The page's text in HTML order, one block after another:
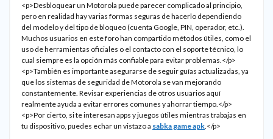
<p>Desbloquear un Motorola puede parecer complicado al principio,
pero en realidad hay varias formas seguras de hacerlo dependiendo
del modelo y del tipo de bloqueo (cuenta Google, PIN, operador, etc.).
Muchos usuarios en este foro han compartido métodos útiles, como el
uso de herramientas oficiales o el contacto con el soporte técnico, lo
cual siempre es la opción más confiable para evitar problemas.</p>
<p>También es importante asegurarse de seguir guías actualizadas, ya
que los sistemas de seguridad de Motorola se van mejorando
constantemente. Revisar experiencias de otros usuarios aquí
realmente ayuda a evitar errores comunes y ahorrar tiempo.</p>
<p>Por cierto, si te interesan apps y juegos útiles mientras trabajas en
tu dispositivo, puedes echar un vistazo a sabka game apk.</p>